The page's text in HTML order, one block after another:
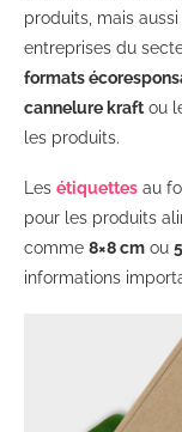
produits, mais
entreprises du
formats
cannelure kraft ou
les produits.
Les étiquettes au
pour les produits
comme 8×8 cm ou
informations